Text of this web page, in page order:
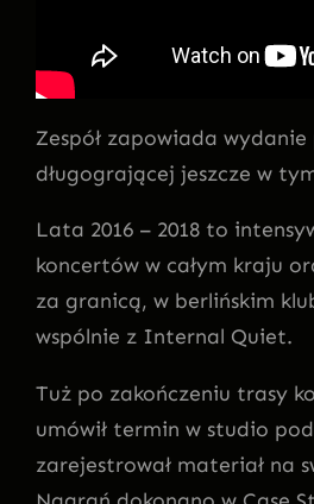
Zespół zapowiada wydanie
długogrającej jeszcze w
Lata 2016 – 2018 to
koncertów w całym kraju
za granicą, w berlińskim
wspólnie z Internal Quiet.
Tuż po zakończeniu trasy
umówił termin w studio
zarejestrował materiał na